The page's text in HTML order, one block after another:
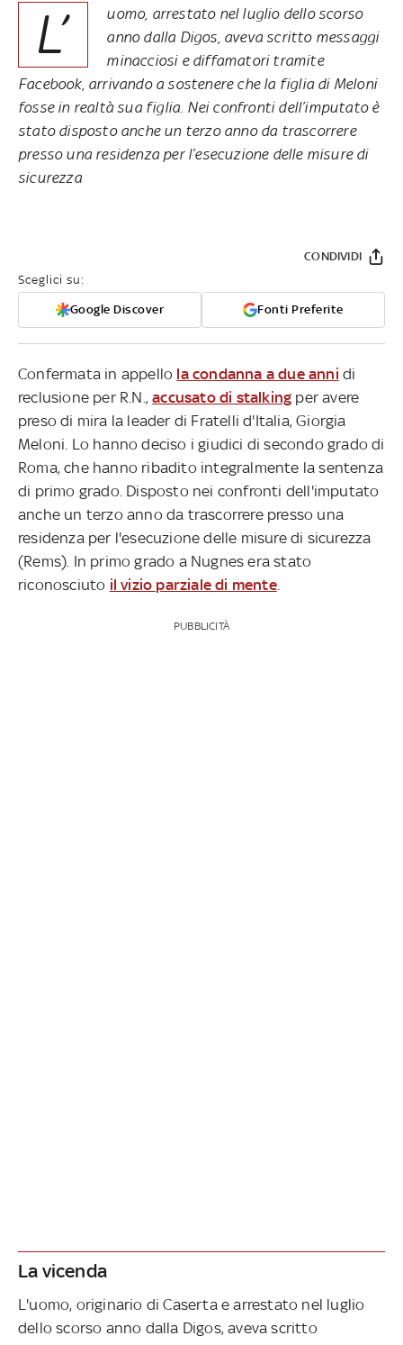
L’
uomo, arrestato nel luglio dello scorso
anno dalla Digos, aveva scritto messaggi
minacciosi e diffamatori tramite
Facebook, arrivando a sostenere che la figlia di Meloni
fosse in realtà sua figlia. Nei confronti dell’imputato è
stato disposto anche un terzo anno da trascorrere
presso una residenza per l’esecuzione delle misure di
sicurezza
Sceglici su:
Google Discover Fonti Preferite
CONDIVIDI
Confermata in appello la condanna a due anni di
reclusione per R.N.,accusato di stalking per avere
preso di mira la leader di Fratelli d'Italia, Giorgia
Meloni. Lo hanno deciso i giudici di secondo grado di
Roma, che hanno ribadito integralmente la sentenza
di primo grado. Disposto nei confronti dell'imputato
anche un terzo anno da trascorrere presso una
residenza per l'esecuzione delle misure di sicurezza
(Rems). In primo grado a Nugnes era stato
riconosciuto il vizio parziale di mente.
PUBBLICITÀ
La vicenda
L'uomo, originario di Caserta e arrestato nel luglio
dello scorso anno dalla Digos, aveva scritto